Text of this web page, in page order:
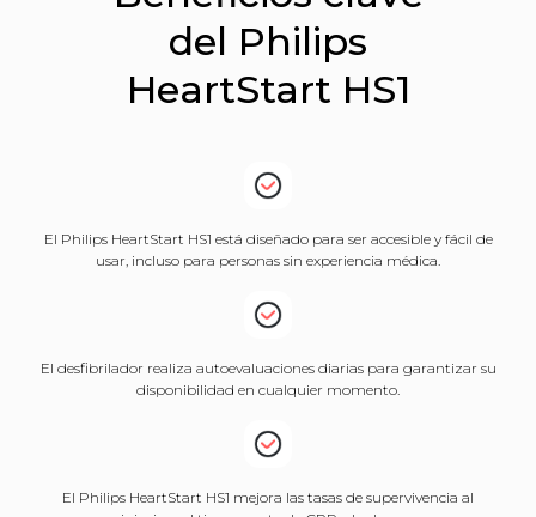
del Philips
HeartStart HS1
El Philips HeartStart HS1 está diseñado para ser accesible y fácil de
usar, incluso para personas sin experiencia médica.
El desfibrilador realiza autoevaluaciones diarias para garantizar su
disponibilidad en cualquier momento.
El Philips HeartStart HS1 mejora las tasas de supervivencia al